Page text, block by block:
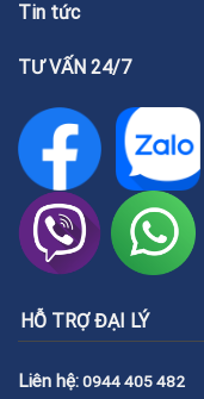
Tin tức
TƯ VẤN 24/7
HỖ TRỢ ĐẠI LÝ
Liên hệ:0944 405 482